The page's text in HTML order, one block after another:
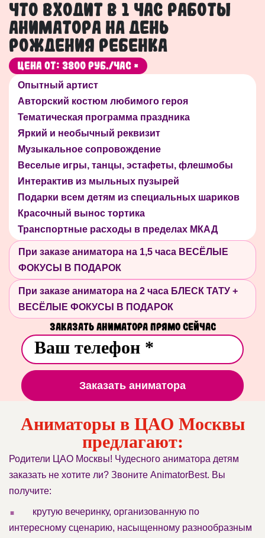
Что входит в 1 час работы
аниматора на День
рождения ребенка
Цена от: 3800 руб./час *
Опытный артист
Авторский костюм любимого героя
Тематическая программа праздника
Яркий и необычный реквизит
Музыкальное сопровождение
Веселые игры, танцы, эстафеты, флешмобы
Интерактив из мыльных пузырей
Подарки всем детям из специальных шариков
Красочный вынос тортика
Транспортные расходы в пределах МКАД
При заказе аниматора на 1,5 часа ВЕСЁЛЫЕ
ФОКУСЫ В ПОДАРОК
При заказе аниматора на 2 часа БЛЕСК ТАТУ +
ВЕСЁЛЫЕ ФОКУСЫ В ПОДАРОК
Заказать аниматора прямо сейчас
Заказать аниматора
Аниматоры в ЦАО Москвы
предлагают:
Родители ЦАО Москвы! Чудесного аниматора детям
заказать не хотите ли? Звоните AnimatorBest. Вы
получите:
.
крутую вечеринку, организованную по
интересному сценарию, насыщенному разнообразным